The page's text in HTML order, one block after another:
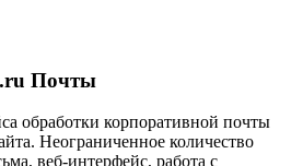
Почты
обработки корпоративной почты
Неограниченное количество
веб-интерфейс, работа с